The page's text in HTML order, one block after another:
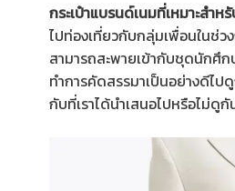
กระเป๋าแบรนด์เนมที่เหมาะสำห
ไปท่องเที่ยวกับกลุ่มเพื่อนในช่ว
สามารถสะพายเข้ากับชุดนักศึ
ทำการคัดสรรมาเป็นอย่างดีไป
กับที่เราได้นำเสนอไปหรือไม่ดูกั